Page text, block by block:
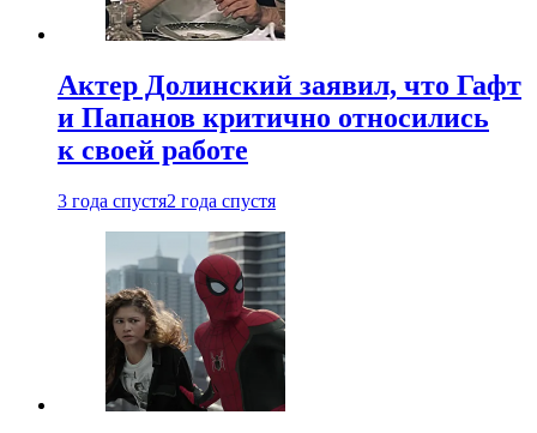
Актер Долинский заявил, что Гафт
и Папанов критично относились
к своей работе
3 года спустя2 года спустя